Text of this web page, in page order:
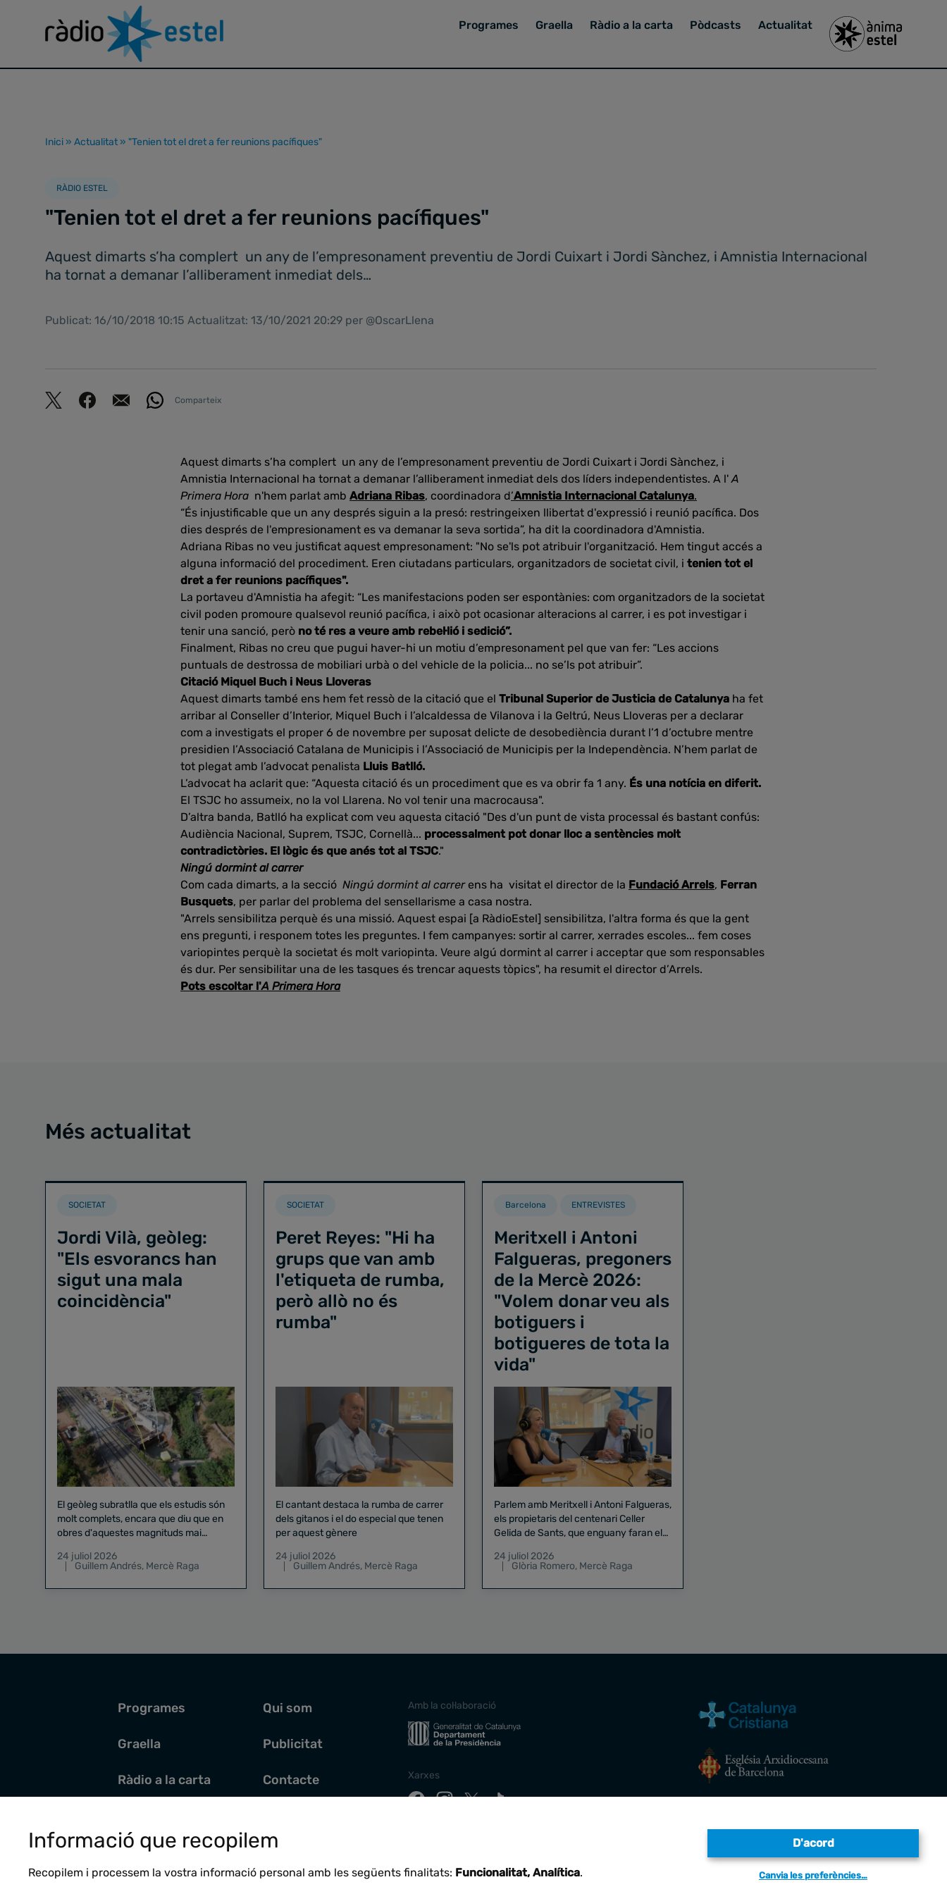
Programes Graella Ràdio a la carta Pòdcasts Actualitat
Inici » Actualitat » "Tenien tot el dret a fer reunions pacífiques"
RÀDIO ESTEL
"Tenien tot el dret a fer reunions pacífiques"
Aquest dimarts s’ha complert un any de l’empresonament preventiu de Jordi Cuixart i Jordi Sànchez, i Amnistia Internacional
ha tornat a demanar l’alliberament inmediat dels…
Publicat: 16/10/2018 10:15 Actualitzat: 13/10/2021 20:29 per @OscarLlena
Comparteix
Aquest dimarts s’ha complert un any de l’empresonament preventiu de Jordi Cuixart i Jordi Sànchez, i
Amnistia Internacional ha tornat a demanar l’alliberament inmediat dels dos líders independentistes. A l'A
Primera Hora n'hem parlat amb Adriana Ribas, coordinadora d’Amnistia Internacional Catalunya.
“És injustificable que un any després siguin a la presó: restringeixen llibertat d'expressió i reunió pacífica. Dos
dies després de l'empresionament es va demanar la seva sortida”, ha dit la coordinadora d'Amnistia.
Adriana Ribas no veu justificat aquest empresonament: "No se'ls pot atribuir l'organització. Hem tingut accés a
alguna informació del procediment. Eren ciutadans particulars, organitzadors de societat civil, i tenien tot el
dret a fer reunions pacífiques".
La portaveu d'Amnistia ha afegit: “Les manifestacions poden ser espontànies: com organitzadors de la societat
civil poden promoure qualsevol reunió pacífica, i això pot ocasionar alteracions al carrer, i es pot investigar i
tenir una sanció, però no té res a veure amb rebel·lió i sedició”.
Finalment, Ribas no creu que pugui haver-hi un motiu d’empresonament pel que van fer: “Les accions
puntuals de destrossa de mobiliari urbà o del vehicle de la policia... no se’ls pot atribuir”.
Citació Miquel Buch i Neus Lloveras
Aquest dimarts també ens hem fet ressò de la citació que el Tribunal Superior de Justicia de Catalunya ha fet
arribar al Conseller d’Interior, Miquel Buch i l’alcaldessa de Vilanova i la Geltrú, Neus Lloveras per a declarar
com a investigats el proper 6 de novembre per suposat delicte de desobediència durant l’1 d’octubre mentre
presidien l’Associació Catalana de Municipis i l’Associació de Municipis per la Independència. N’hem parlat de
tot plegat amb l’advocat penalista Lluis Batlló.
L’advocat ha aclarit que: “Aquesta citació és un procediment que es va obrir fa 1 any. És una notícia en diferit.
El TSJC ho assumeix, no la vol Llarena. No vol tenir una macrocausa".
D’altra banda, Batlló ha explicat com veu aquesta citació "Des d'un punt de vista processal és bastant confús:
Audiència Nacional, Suprem, TSJC, Cornellà... processalment pot donar lloc a sentències molt
contradictòries. El lògic és que anés tot al TSJC."
Ningú dormint al carrer
Com cada dimarts, a la secció Ningú dormint al carrerens ha visitat el director de la Fundació Arrels, Ferran
Busquets, per parlar del problema del sensellarisme a casa nostra.
"Arrels sensibilitza perquè és una missió. Aquest espai [a RàdioEstel] sensibilitza, l'altra forma és que la gent
ens pregunti, i responem totes les preguntes. I fem campanyes: sortir al carrer, xerrades escoles... fem coses
variopintes perquè la societat és molt variopinta. Veure algú dormint al carrer i acceptar que som responsables
és dur. Per sensibilitar una de les tasques és trencar aquests tòpics", ha resumit el director d’Arrels.
Pots escoltar l'A Primera Hora
Més actualitat
SOCIETAT
Jordi Vilà, geòleg:
"Els esvorancs han
sigut una mala
coincidència"
El geòleg subratlla que els estudis són
molt complets, encara que diu que en
obres d'aquestes magnituds mai
24 juliol 2026
Guillem Andrés, Mercè Raga
SOCIETAT
Peret Reyes: "Hi ha
grups que van amb
l'etiqueta de rumba,
però allò no és
rumba"
El cantant destaca la rumba de carrer
dels gitanos i el do especial que tenen
per aquest gènere
24 juliol 2026
Guillem Andrés, Mercè Raga
Barcelona ENTREVISTES
Meritxell i Antoni
Falgueras, pregoners
de la Mercè 2026:
"Volem donar veu als
botiguers i
botigueres de tota la
vida"
Parlem amb Meritxell i Antoni Falgueras,
els propietaris del centenari Celler
Gelida de Sants, que enguany faran el
24 juliol 2026
Glòria Romero, Mercè Raga
Programes
Graella
Ràdio a la carta
Actualitat
Qui som
Publicitat
Contacte
Amb la col·laboració
Xarxes
Informació que recopilem
Recopilem i processem la vostra informació personal amb les següents finalitats: Funcionalitat, Analítica.
D'acord
Canvia les preferències…